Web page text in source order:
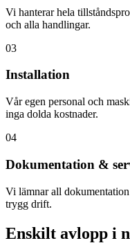
Vi hanterar hela
och alla handlingar.
03
Installation
Vår egen personal och
inga dolda kostnader.
04
Dokumentation &
Vi lämnar all
trygg drift.
Enskilt avlopp i